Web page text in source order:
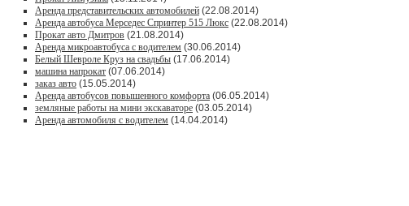
Аренда представительских автомобилей (22.08.2014)
Аренда автобуса Мерседес Спринтер 515 Люкс (22.08.2014)
Прокат авто Дмитров (21.08.2014)
Аренда микроавтобуса с водителем (30.06.2014)
Белый Шевроле Круз на свадьбы (17.06.2014)
машина напрокат (07.06.2014)
заказ авто (15.05.2014)
Аренда автобусов повышенного комфорта (06.05.2014)
земляные работы на мини экскаваторе (03.05.2014)
Аренда автомобиля с водителем (14.04.2014)